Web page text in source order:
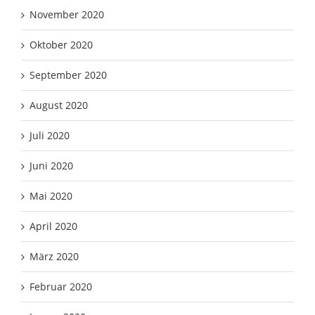
November 2020
Oktober 2020
September 2020
August 2020
Juli 2020
Juni 2020
Mai 2020
April 2020
März 2020
Februar 2020